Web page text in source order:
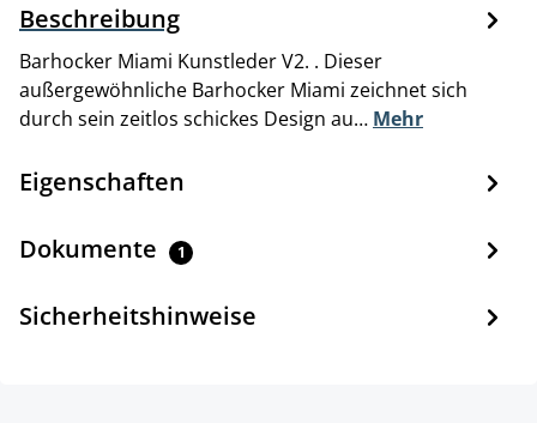
Beschreibung
Barhocker Miami Kunstleder V2. . Dieser
außergewöhnliche Barhocker Miami zeichnet sich
durch sein zeitlos schickes Design au… Mehr
Eigenschaften
Dokumente 1
Sicherheitshinweise